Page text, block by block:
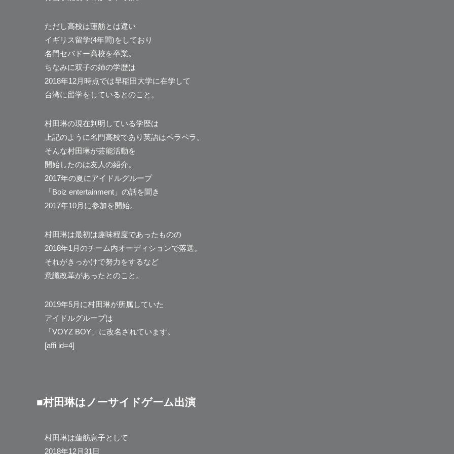
ただし高校は蓮舫とは違い
イギリス留学(4年間)をしており
名門セバドー高校を卒業。
ちなみに双子の姉の学歴は
2018年12月時点では早稲田大学に在学して
台湾に留学をしているとのこと。
村田琳の現在判明している学歴は
上記のように名門高校であり英語はペラペラ。
そんな村田琳が芸能活動を
開始したのは友人の紹介。
2017年の夏にアイドルグループ
「Boiz entertainment」の話を聞き
2017年10月に参加を開始。
村田琳は最初は趣味程度であったものの
2018年1月のチーム内オーディションで落選。
それがきっかけで努力をするなど
意識改革があったとのこと。
2019年5月に村田琳が所属していた
アイドルグループは
「VOYZ BOY」に改名されています。
[affi id=4]
■村田琳はノーサイドゲーム出演
村田琳は蓮舫息子として
2018年12月31日